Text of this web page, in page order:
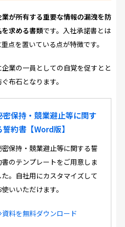
が所有する重要な情報の漏洩を防
求める書類です。入社承諾書とは
点を置いている点が特徴です。
業の一員としての自覚を促すとと
布石となります。
密保持・競業避止等に関す
誓約書【Word版】
密保持・競業避止等に関する誓
書のテンプレートをご用意しま
た。自社用にカスタマイズして
使いいただけます。
料を無料ダウンロード